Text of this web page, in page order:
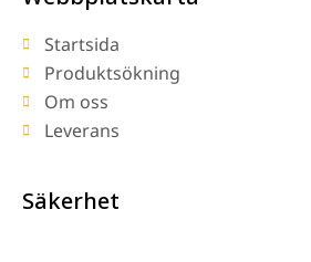
Startsida
Produktsökning
Om oss
Leverans
Säkerhet